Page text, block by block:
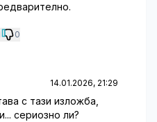
0
14.01.2026, 21:29
с тази изложба,
сериозно ли?